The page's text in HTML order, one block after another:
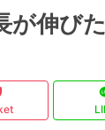
が伸び